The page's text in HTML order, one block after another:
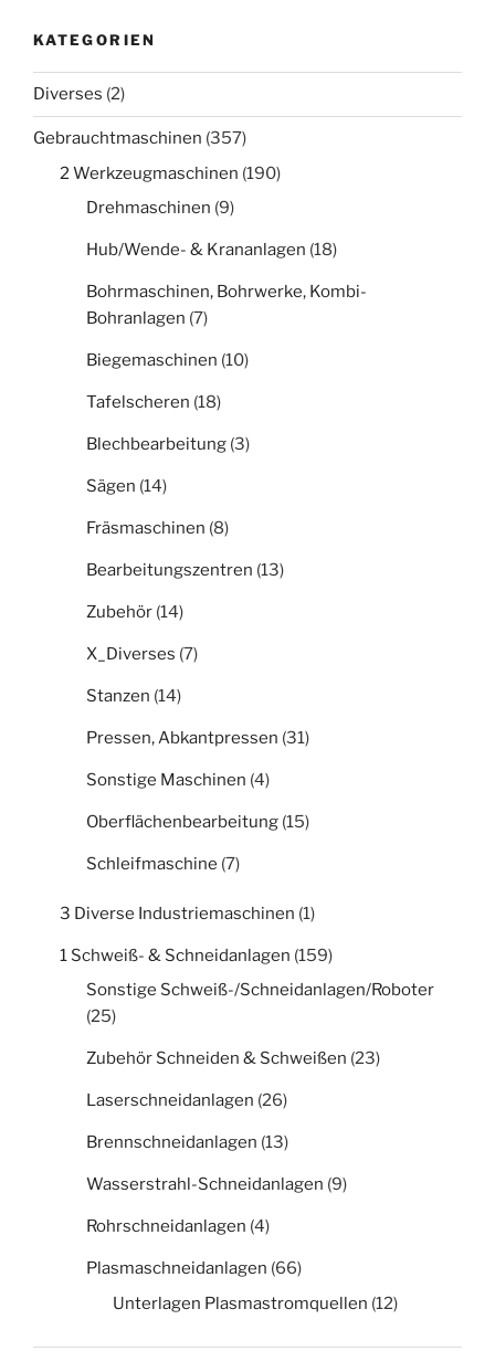
KATEGORIEN
Diverses (2)
Gebrauchtmaschinen (357)
2 Werkzeugmaschinen (190)
Drehmaschinen (9)
Hub/Wende- & Krananlagen (18)
Bohrmaschinen, Bohrwerke, Kombi-
Bohranlagen (7)
Biegemaschinen (10)
Tafelscheren (18)
Blechbearbeitung (3)
Sägen (14)
Fräsmaschinen (8)
Bearbeitungszentren (13)
Zubehör (14)
X_Diverses (7)
Stanzen (14)
Pressen, Abkantpressen (31)
Sonstige Maschinen (4)
Oberflächenbearbeitung (15)
Schleifmaschine (7)
3 Diverse Industriemaschinen (1)
1 Schweiß- & Schneidanlagen (159)
Sonstige Schweiß-/Schneidanlagen/Roboter
(25)
Zubehör Schneiden & Schweißen (23)
Laserschneidanlagen (26)
Brennschneidanlagen (13)
Wasserstrahl-Schneidanlagen (9)
Rohrschneidanlagen (4)
Plasmaschneidanlagen (66)
Unterlagen Plasmastromquellen (12)